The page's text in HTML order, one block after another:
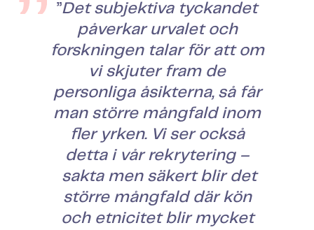
”Det subjektiva tyckandet
påverkar urvalet och
forskningen talar för att om
vi skjuter fram de
personliga åsikterna, så får
man större mångfald inom
fler yrken. Vi ser också
detta i vår rekrytering –
sakta men säkert blir det
större mångfald där kön
och etnicitet blir mycket